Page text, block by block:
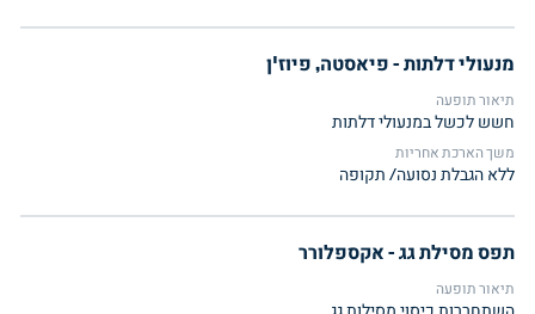
מנעולי דלתות - פיאסטה, פיוז'ן
תיאור תופעה
חשש לכשל במנעולי דלתות
משך הארכת אחריות
ללא הגבלת נסועה/ תקופה
תפס מסילת גג - אקספלורר
תיאור תופעה